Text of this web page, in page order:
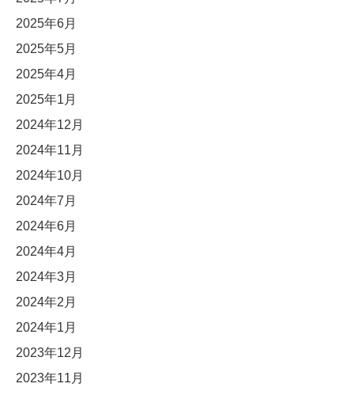
2025年6月
2025年5月
2025年4月
2025年1月
2024年12月
2024年11月
2024年10月
2024年7月
2024年6月
2024年4月
2024年3月
2024年2月
2024年1月
2023年12月
2023年11月